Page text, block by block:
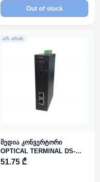
Out of stock
ᲐᲠ ᲐᲠᲘᲡ
მედია კონვერტორი
OPTICAL TERMINAL DS-
3D02T-A
51.75 ₾